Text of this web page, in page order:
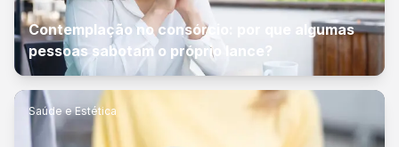
Contemplação no consórcio: por que algumas
pessoas sabotam o próprio lance?
Saúde e Estética